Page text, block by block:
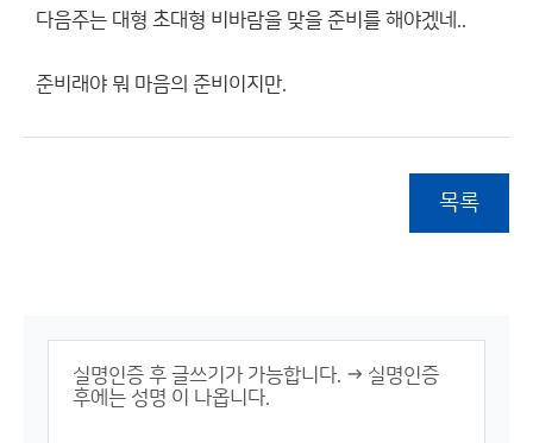
다음주는 대형 초대형 비바람을 맞을 준비를 해야겠네..
준비래야 뭐 마음의 준비이지만.
목록